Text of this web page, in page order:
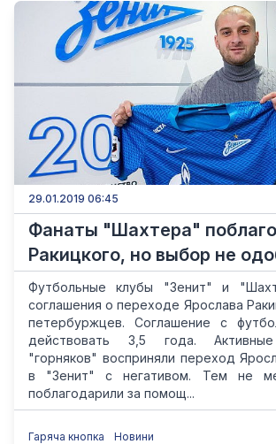
29.01.2019 06:45
Фанаты "Шахтера"
Ракицкого, но выбор не
Футбольные клубы "Зенит" и
соглашения о переходе Ярослава
петербуржцев. Соглашение с
действовать 3,5 года.
"горняков" восприняли переход
в "Зенит" с негативом. Тем не
поблагодарили за помощ...
Гаряча кнопка Новини